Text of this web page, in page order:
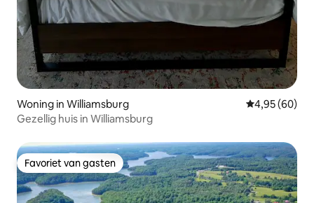
Woning in Williamsburg Gemiddelde
4,95 (60)
Gezellig huis in Williamsburg
Favoriet van gasten
Favoriet van gasten